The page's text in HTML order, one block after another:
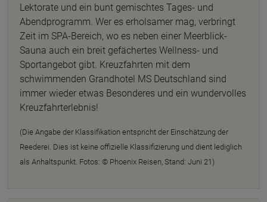
Lektorate und ein bunt gemischtes Tages- und
Abendprogramm. Wer es erholsamer mag, verbringt
Zeit im SPA-Bereich, wo es neben einer Meerblick-
Sauna auch ein breit gefächertes Wellness- und
Sportangebot gibt. Kreuzfahrten mit dem
schwimmenden Grandhotel MS Deutschland sind
immer wieder etwas Besonderes und ein wundervolles
Kreuzfahrterlebnis!
(Die Angabe der Klassifikation entspricht der Einschätzung der
Reederei. Dies ist keine offizielle Klassifizierung und dient lediglich
als Anhaltspunkt. Fotos: © Phoenix Reisen, Stand: Juni 21)